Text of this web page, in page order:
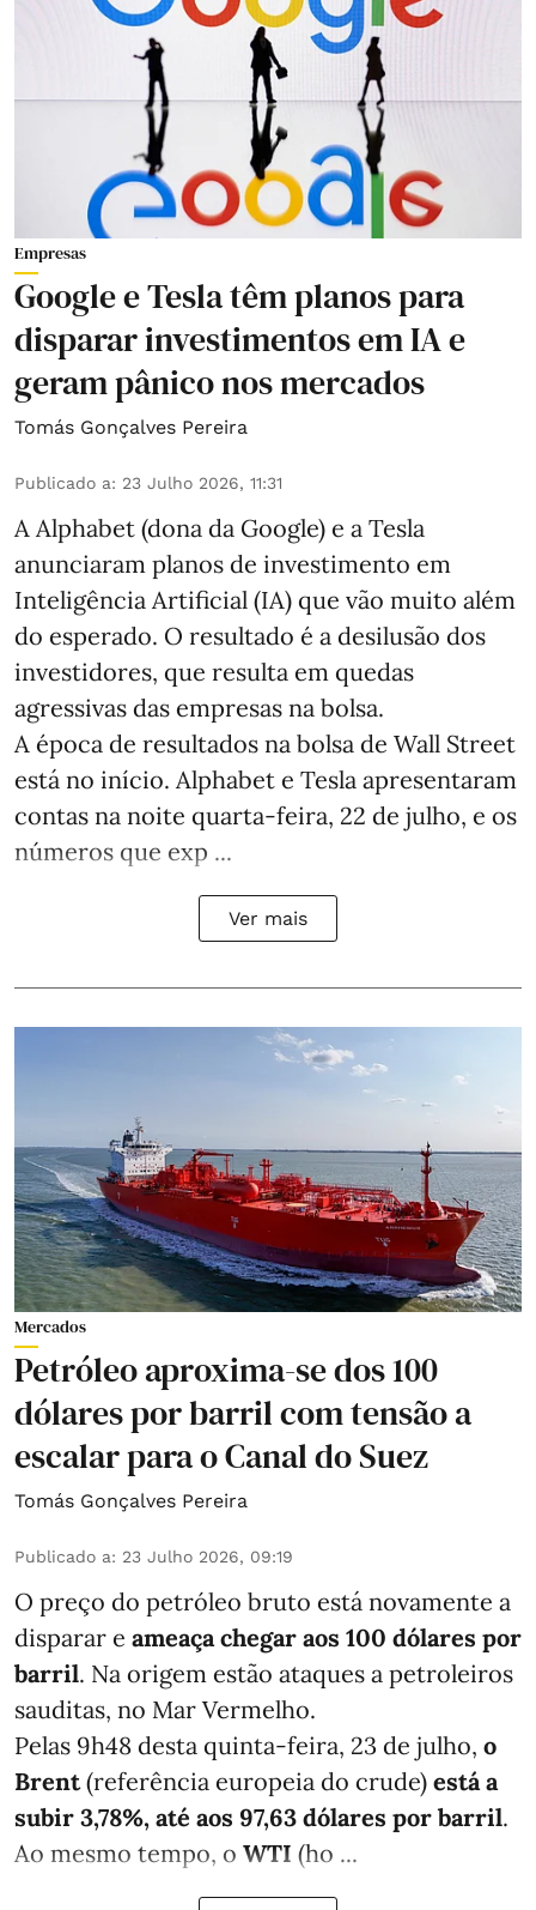
Empresas
Google e Tesla têm planos para
disparar investimentos em IA e
geram pânico nos mercados
Tomás Gonçalves Pereira
Publicado a: 23 Julho 2026, 11:31
A Alphabet (dona da Google) e a Tesla
anunciaram planos de investimento em
Inteligência Artificial (IA) que vão muito além
do esperado. O resultado é a desilusão dos
investidores, que resulta em quedas
agressivas das empresas na bolsa.
A época de resultados na bolsa de Wall Street
está no início. Alphabet e Tesla apresentaram
contas na noite quarta-feira, 22 de julho, e os
números que exp ...
Ver mais
Mercados
Petróleo aproxima-se dos 100
dólares por barril com tensão a
escalar para o Canal do Suez
Tomás Gonçalves Pereira
Publicado a: 23 Julho 2026, 09:19
O preço do petróleo bruto está novamente a
disparar e ameaça chegar aos 100 dólares por
barril. Na origem estão ataques a petroleiros
sauditas, no Mar Vermelho.
Pelas 9h48 desta quinta-feira, 23 de julho, o
Brent(referência europeia do crude) está a
subir 3,78%, até aos 97,63 dólares por barril.
Ao mesmo tempo, o WTI (ho ...